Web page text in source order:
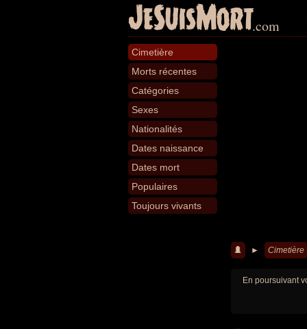
JeSuisMort.com
Cimetière
Morts récentes
Catégories
Sexes
Nationalités
Dates naissance
Dates mort
Populaires
Toujours vivants
► Cimetière
En poursuivant